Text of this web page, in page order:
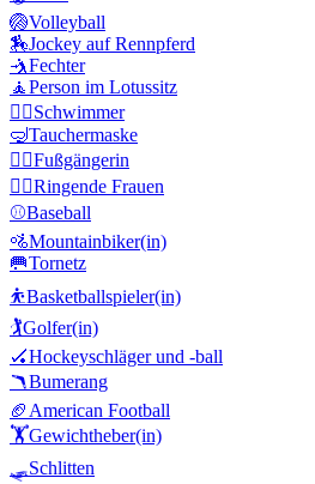
🏐Volleyball
🏇Jockey auf Rennpferd
🤺Fechter
🧘Person im Lotussitz
🏊‍♂️Schwimmer
🤿Tauchermaske
🚶‍♀️Fußgängerin
🤼‍♀️Ringende Frauen
⚾Baseball
🚵Mountainbiker(in)
🥅Tornetz
⛹️Basketballspieler(in)
🏌️Golfer(in)
🏑Hockeyschläger und -ball
🪃Bumerang
🏈 American Football
🏋️Gewichtheber(in)
🛷Schlitten